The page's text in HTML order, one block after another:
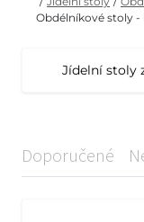
Obdélníkové stoly -
Jídelní stoly
Doporučené